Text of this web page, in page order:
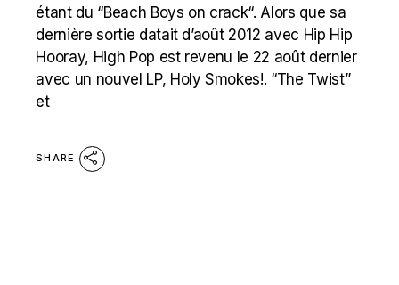
étant du “Beach Boys on crack“. Alors que sa
dernière sortie datait d’août 2012 avec Hip Hip
Hooray, High Pop est revenu le 22 août dernier
avec un nouvel LP, Holy Smokes!. “The Twist”
et
SHARE